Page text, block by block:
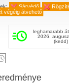
Sárvédő
végéig átvehető
leghamarabb
2026.
(kedd)